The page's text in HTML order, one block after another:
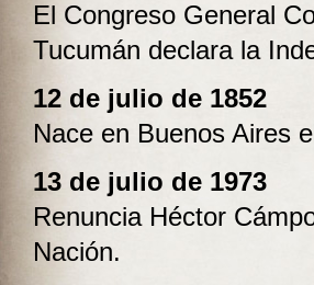
El Congreso General
Tucumán declara la
12 de julio de 1852
Nace en Buenos Aires
13 de julio de 1973
Renuncia Héctor
Nación.